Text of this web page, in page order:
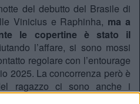
del debutto del Brasile di
Vinicius e Raphinha, ma a
le copertine è stato il
l’affare, si sono mossi
regolare con l’entourage
2025. La concorrenza però è
ragazzo ci sono anche i